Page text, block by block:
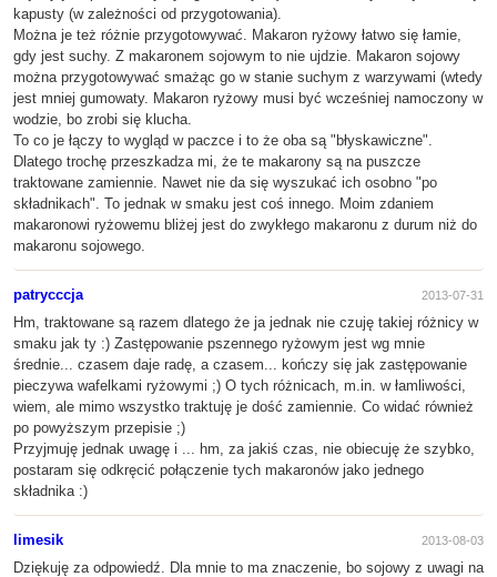
kapusty (w zależności od przygotowania).
Można je też różnie przygotowywać. Makaron ryżowy łatwo się łamie,
gdy jest suchy. Z makaronem sojowym to nie ujdzie. Makaron sojowy
można przygotowywać smażąc go w stanie suchym z warzywami (wtedy
jest mniej gumowaty. Makaron ryżowy musi być wcześniej namoczony w
wodzie, bo zrobi się klucha.
To co je łączy to wygląd w paczce i to że oba są "błyskawiczne".
Dlatego trochę przeszkadza mi, że te makarony są na puszcze
traktowane zamiennie. Nawet nie da się wyszukać ich osobno "po
składnikach". To jednak w smaku jest coś innego. Moim zdaniem
makaronowi ryżowemu bliżej jest do zwykłego makaronu z durum niż do
makaronu sojowego.
patrycccja 2013-07-31
Hm, traktowane są razem dlatego że ja jednak nie czuję takiej różnicy w
smaku jak ty :) Zastępowanie pszennego ryżowym jest wg mnie
średnie... czasem daje radę, a czasem... kończy się jak zastępowanie
pieczywa wafelkami ryżowymi ;) O tych różnicach, m.in. w łamliwości,
wiem, ale mimo wszystko traktuję je dość zamiennie. Co widać również
po powyższym przepisie ;)
Przyjmuję jednak uwagę i ... hm, za jakiś czas, nie obiecuję że szybko,
postaram się odkręcić połączenie tych makaronów jako jednego
składnika :)
limesik 2013-08-03
Dziękuję za odpowiedź. Dla mnie to ma znaczenie, bo sojowy z uwagi na